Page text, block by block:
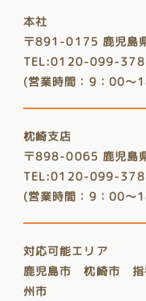
本社
〒891-0175 鹿児島
TEL:0120-099-378
(営業時間：9：00～
枕崎支店
〒898-0065 鹿児島
TEL:0120-099-378
(営業時間：9：00～
対応可能エリア
鹿児島市 枕崎市
州市